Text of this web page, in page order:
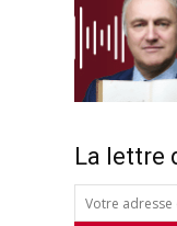
La lettre